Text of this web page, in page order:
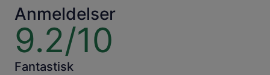
Anmeldelser
9.2/10
9.2
av
10
Fantastisk